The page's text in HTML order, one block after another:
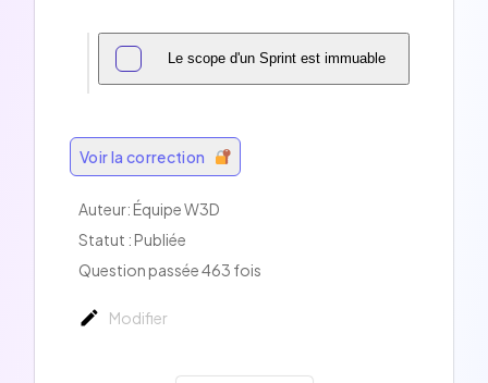
Le scope d'un Sprint est immuable
Voir la correction
Auteur: Équipe W3D
Statut : Publiée
Question passée 463 fois
Modifier